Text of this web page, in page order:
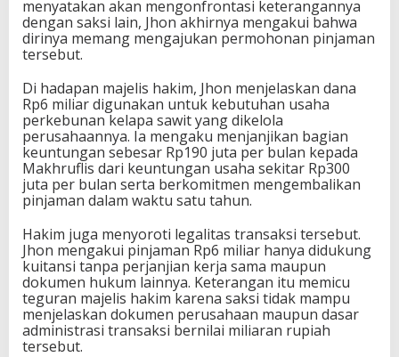
menyatakan akan mengonfrontasi keterangannya
dengan saksi lain, Jhon akhirnya mengakui bahwa
dirinya memang mengajukan permohonan pinjaman
tersebut.
Di hadapan majelis hakim, Jhon menjelaskan dana
Rp6 miliar digunakan untuk kebutuhan usaha
perkebunan kelapa sawit yang dikelola
perusahaannya. Ia mengaku menjanjikan bagian
keuntungan sebesar Rp190 juta per bulan kepada
Makhruflis dari keuntungan usaha sekitar Rp300
juta per bulan serta berkomitmen mengembalikan
pinjaman dalam waktu satu tahun.
Hakim juga menyoroti legalitas transaksi tersebut.
Jhon mengakui pinjaman Rp6 miliar hanya didukung
kuitansi tanpa perjanjian kerja sama maupun
dokumen hukum lainnya. Keterangan itu memicu
teguran majelis hakim karena saksi tidak mampu
menjelaskan dokumen perusahaan maupun dasar
administrasi transaksi bernilai miliaran rupiah
tersebut.